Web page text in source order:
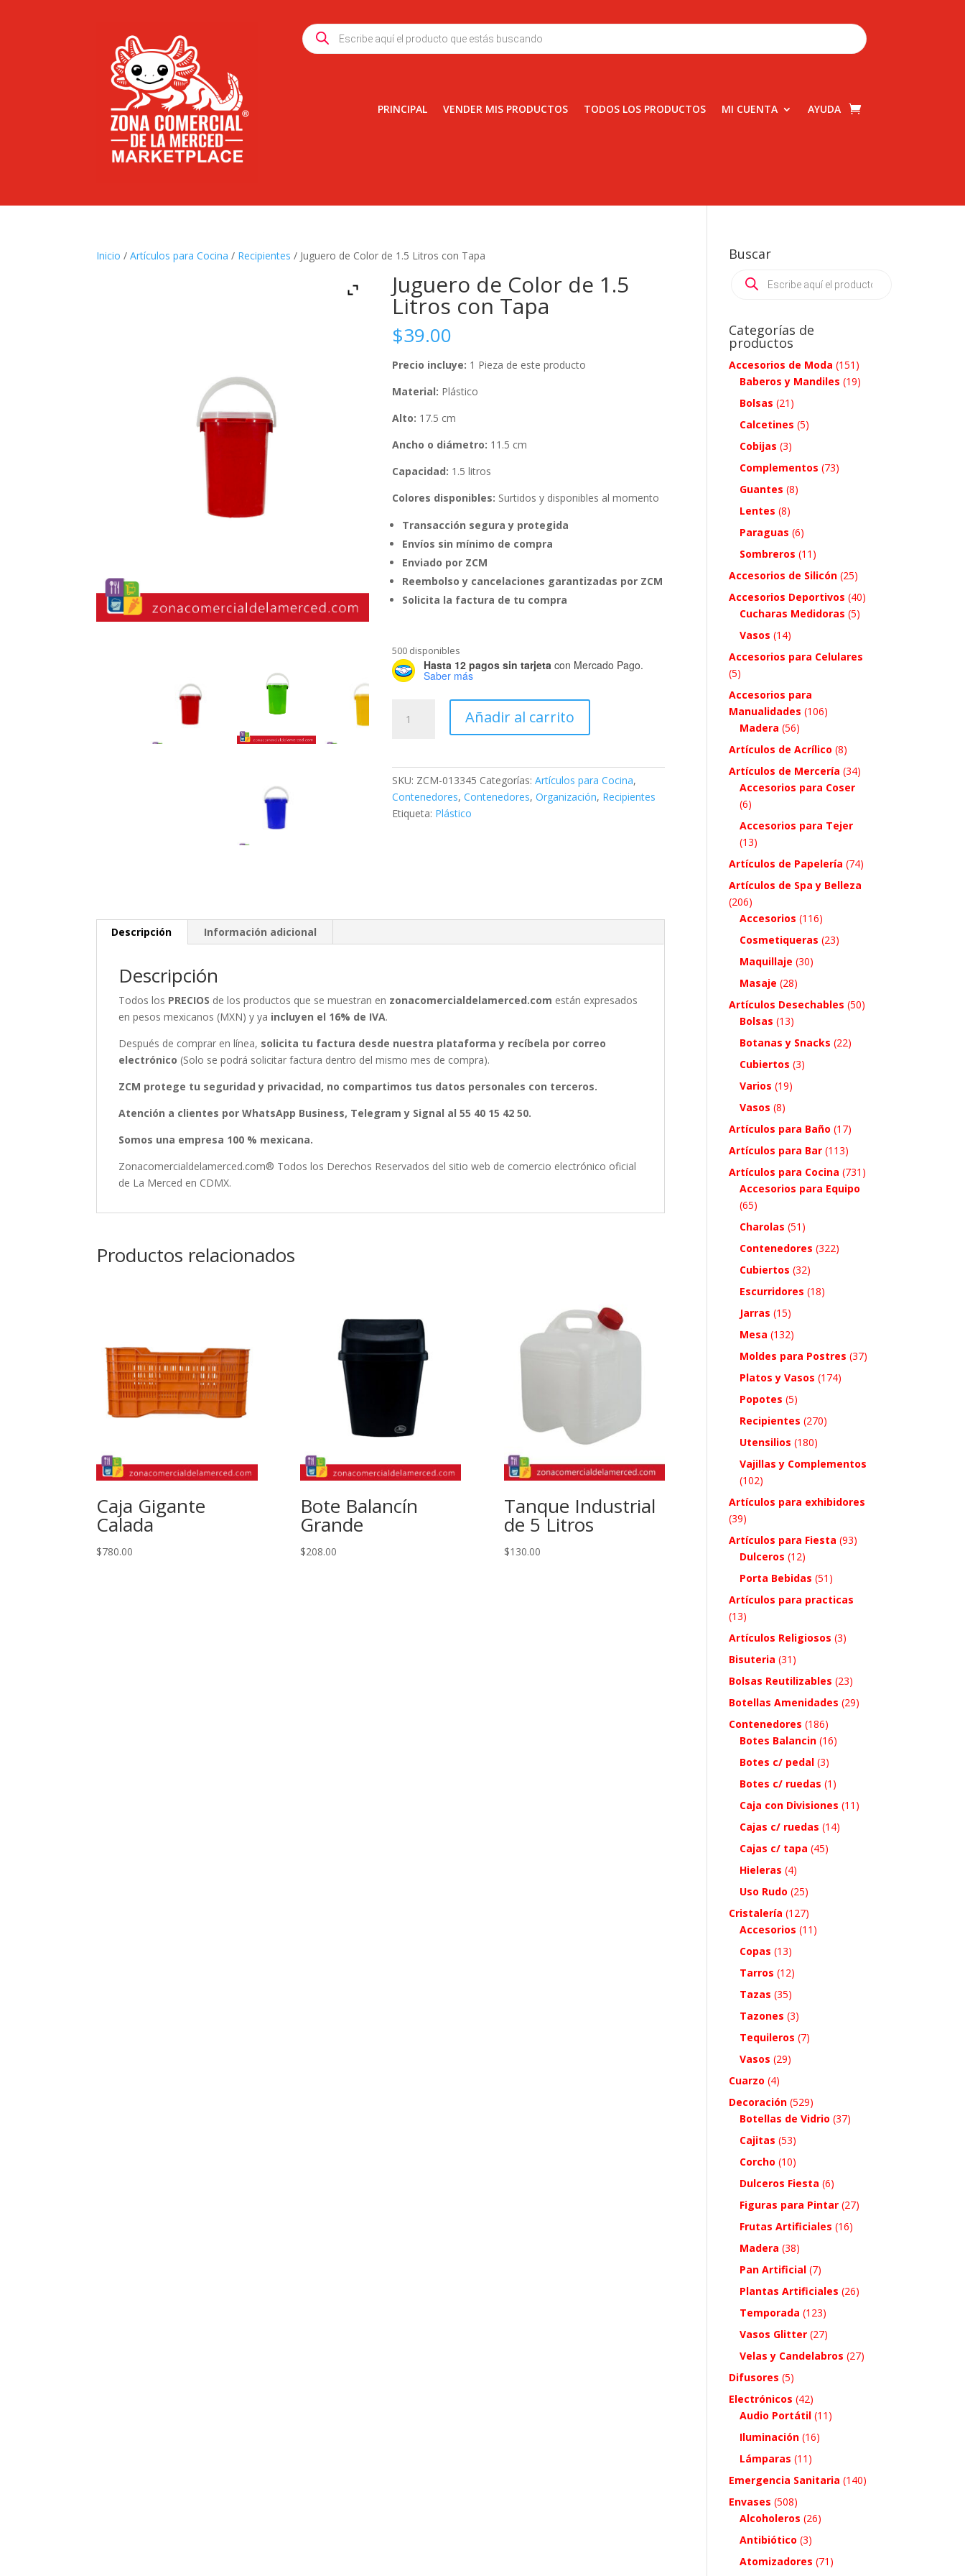
Products
search
PRINCIPAL VENDER MIS PRODUCTOS TODOS LOS PRODUCTOS MI CUENTA AYUDA
Inicio /Artículos para Cocina / Recipientes / Juguero de Color de 1.5 Litros con Tapa
Juguero de Color de 1.5
Litros con Tapa
$39.00
Precio incluye: 1 Pieza de este producto
Material: Plástico
Alto: 17.5 cm
Ancho o diámetro: 11.5 cm
Capacidad: 1.5 litros
Colores disponibles: Surtidos y disponibles al momento
Transacción segura y protegida
Envíos sin mínimo de compra
Enviado por ZCM
Reembolso y cancelaciones garantizadas por ZCM
Solicita la factura de tu compra
500 disponibles
Hasta 12 pagos sin tarjeta con Mercado Pago.
Saber más
Tapa
Añadir al carrito
SKU: ZCM-013345 Categorías:Artículos para Cocina,
Contenedores,Contenedores,Organización, Recipientes
Etiqueta: Plástico
Descripción Información adicional
Descripción
Todos los PRECIOS de los productos que se muestran en zonacomercialdelamerced.com están expresados
en pesos mexicanos (MXN) y ya incluyen el 16% de IVA.
Después de comprar en línea, solicita tu factura desde nuestra plataforma y recíbela por correo
electrónico (Solo se podrá solicitar factura dentro del mismo mes de compra).
ZCM protege tu seguridad y privacidad, no compartimos tus datos personales con terceros.
Atención a clientes por WhatsApp Business, Telegram y Signal al 55 40 15 42 50.
Somos una empresa 100 % mexicana.
Zonacomercialdelamerced.com® Todos los Derechos Reservados del sitio web de comercio electrónico oficial
de La Merced en CDMX.
Productos relacionados
Caja Gigante
Calada
$780.00
Bote Balancín
Grande
$208.00
Tanque Industrial
de 5 Litros
$130.00
Buscar
Products
search
Categorías de
productos
Accesorios de Moda (151)
Baberos y Mandiles (19)
Bolsas (21)
Calcetines (5)
Cobijas (3)
Complementos (73)
Guantes (8)
Lentes (8)
Paraguas (6)
Sombreros (11)
Accesorios de Silicón (25)
Accesorios Deportivos (40)
Cucharas Medidoras (5)
Vasos (14)
Accesorios para Celulares
(5)
Accesorios para
Manualidades (106)
Madera (56)
Artículos de Acrílico (8)
Artículos de Mercería (34)
Accesorios para Coser
(6)
Accesorios para Tejer
(13)
Artículos de Papelería (74)
Artículos de Spa y Belleza
(206)
Accesorios (116)
Cosmetiqueras (23)
Maquillaje (30)
Masaje (28)
Artículos Desechables (50)
Bolsas (13)
Botanas y Snacks (22)
Cubiertos (3)
Varios (19)
Vasos (8)
Artículos para Baño (17)
Artículos para Bar (113)
Artículos para Cocina (731)
Accesorios para Equipo
(65)
Charolas (51)
Contenedores (322)
Cubiertos (32)
Escurridores (18)
Jarras (15)
Mesa (132)
Moldes para Postres (37)
Platos y Vasos (174)
Popotes (5)
Recipientes (270)
Utensilios (180)
Vajillas y Complementos
(102)
Artículos para exhibidores
(39)
Artículos para Fiesta (93)
Dulceros (12)
Porta Bebidas (51)
Artículos para practicas
(13)
Artículos Religiosos (3)
Bisuteria (31)
Bolsas Reutilizables (23)
Botellas Amenidades (29)
Contenedores (186)
Botes Balancin (16)
Botes c/ pedal (3)
Botes c/ ruedas (1)
Caja con Divisiones (11)
Cajas c/ ruedas (14)
Cajas c/ tapa (45)
Hieleras (4)
Uso Rudo (25)
Cristalería (127)
Accesorios (11)
Copas (13)
Tarros (12)
Tazas (35)
Tazones (3)
Tequileros (7)
Vasos (29)
Cuarzo (4)
Decoración (529)
Botellas de Vidrio (37)
Cajitas (53)
Corcho (10)
Dulceros Fiesta (6)
Figuras para Pintar (27)
Frutas Artificiales (16)
Madera (38)
Pan Artificial (7)
Plantas Artificiales (26)
Temporada (123)
Vasos Glitter (27)
Velas y Candelabros (27)
Difusores (5)
Electrónicos (42)
Audio Portátil (11)
Iluminación (16)
Lámparas (11)
Emergencia Sanitaria (140)
Envases (508)
Alcoholeros (26)
Antibiótico (3)
Atomizadores (71)